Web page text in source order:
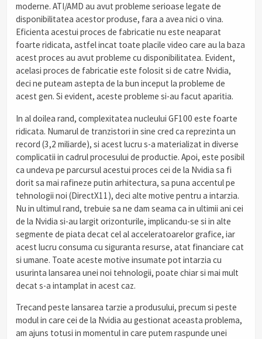
moderne. ATI/AMD au avut probleme serioase legate de
disponibilitatea acestor produse, fara a avea nici o vina.
Eficienta acestui proces de fabricatie nu este neaparat
foarte ridicata, astfel incat toate placile video care au la baza
acest proces au avut probleme cu disponibilitatea. Evident,
acelasi proces de fabricatie este folosit si de catre Nvidia,
deci ne puteam astepta de la bun inceput la probleme de
acest gen. Si evident, aceste probleme si-au facut aparitia.
In al doilea rand, complexitatea nucleului GF100 este foarte
ridicata. Numarul de tranzistori in sine cred ca reprezinta un
record (3,2 miliarde), si acest lucru s-a materializat in diverse
complicatii in cadrul procesului de productie. Apoi, este posibil
ca undeva pe parcursul acestui proces cei de la Nvidia sa fi
dorit sa mai rafineze putin arhitectura, sa puna accentul pe
tehnologii noi (DirectX11), deci alte motive pentru a intarzia.
Nu in ultimul rand, trebuie sa ne dam seama ca in ultimii ani cei
de la Nvidia si-au largit orizonturile, implicandu-se si in alte
segmente de piata decat cel al acceleratoarelor grafice, iar
acest lucru consuma cu siguranta resurse, atat financiare cat
si umane. Toate aceste motive insumate pot intarzia cu
usurinta lansarea unei noi tehnologii, poate chiar si mai mult
decat s-a intamplat in acest caz.
Trecand peste lansarea tarzie a produsului, precum si peste
modul in care cei de la Nvidia au gestionat aceasta problema,
am ajuns totusi in momentul in care putem raspunde unei